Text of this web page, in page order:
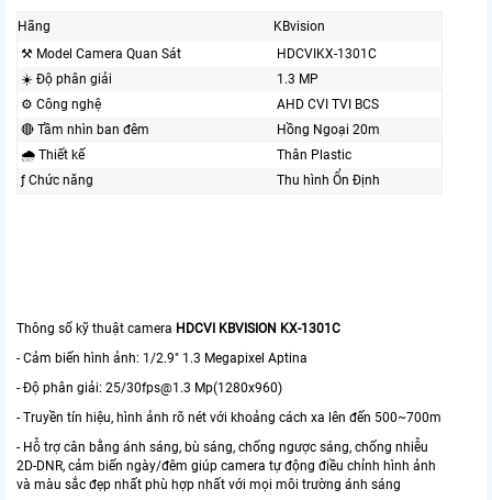
Hãng
KBvision
⚒ Model Camera Quan Sát
HDCVIKX-1301C
☀️ Độ phân giải
1.3 MP
⚙ Công nghệ
AHD CVI TVI BCS
🔴 Tầm nhìn ban đêm
Hồng Ngoại 20m
🌧️ Thiết kế
Thân Plastic
ƒ Chức năng
Thu hình Ổn Định
Thông số kỹ thuật camera HDCVI KBVISION KX-1301C
- Cảm biến hình ảnh: 1/2.9" 1.3 Megapixel Aptina
- Độ phân giải: 25/30fps@1.3 Mp(1280x960)
- Truyền tín hiệu, hình ảnh rõ nét với khoảng cách xa lên đến 500~700m
- Hỗ trợ cân bằng ánh sáng, bù sáng, chống ngược sáng, chống nhiễu
2D-DNR, cảm biến ngày/đêm giúp camera tự động điều chỉnh hình ảnh
và màu sắc đẹp nhất phù hợp nhất với mọi môi trường ánh sáng